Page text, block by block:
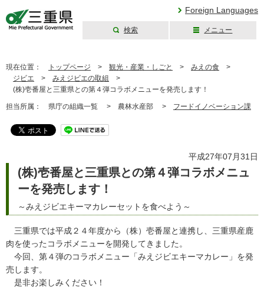
Foreign Languages
検索 メニュー
現在位置： トップページ > 観光・産業・しごと > みえの食 >
ジビエ > みえジビエの取組
>
(株)壱番屋と三重県との第４弾コラボメニューを発売します！
担当所属： 県庁の組織一覧 > 農林水産部 > フードイノベーション課
平成27年07月31日
(株)壱番屋と三重県との第４弾コラボメニュ
ーを発売します！
～みえジビエキーマカレーセットを食べよう～
三重県では平成２４年度から（株）壱番屋と連携し、三重県産鹿
肉を使ったコラボメニューを開発してきました。
今回、第４弾のコラボメニュー「みえジビエキーマカレー」を発
売します。
是非お楽しみください！